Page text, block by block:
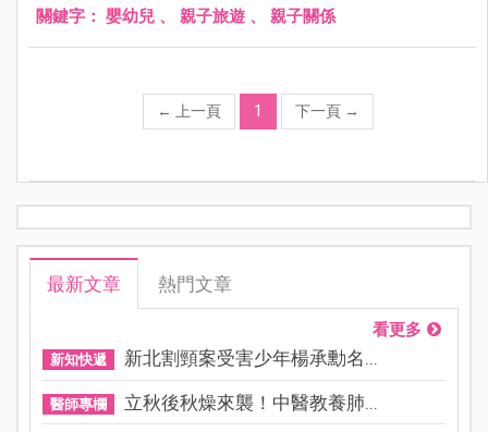
照就值回票價，這樣的經驗真的是太特別了，有興趣的朋友
關鍵字： 嬰幼兒 、 親子旅遊 、 親子關係
← 上一頁 1 下一頁 →
最新文章 熱門文章
看更多
新知快遞 新北割頸案受害少年楊承勳名...
醫師專欄 立秋後秋燥來襲！中醫教養肺...